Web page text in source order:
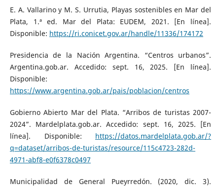
E. A. Vallarino y M. S. Urrutia, Playas sostenibles en Mar del
Plata, 1.ª ed. Mar del Plata: EUDEM, 2021. [En línea].
Disponible: https://ri.conicet.gov.ar/handle/11336/174172
Presidencia de la Nación Argentina. “Centros urbanos”.
Argentina.gob.ar. Accedido: sept. 16, 2025. [En línea].
Disponible:
https://www.argentina.gob.ar/pais/poblacion/centros
Gobierno Abierto Mar del Plata. “Arribos de turistas 2007-
2024”. Mardelplata.gob.ar. Accedido: sept. 16, 2025. [En
línea]. Disponible: https://datos.mardelplata.gob.ar/?
q=dataset/arribos-de-turistas/resource/115c4723-282d-
4971-abf8-e0f6378c0497
Municipalidad de General Pueyrredón. (2020, dic. 3).